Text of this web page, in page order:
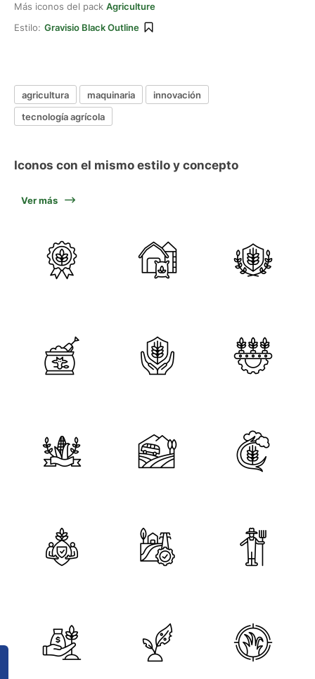
Más iconos del pack Agriculture
Estilo: Gravisio Black Outline
agricultura maquinaria
innovación
tecnología agrícola
Iconos con el mismo estilo y concepto
Ver más